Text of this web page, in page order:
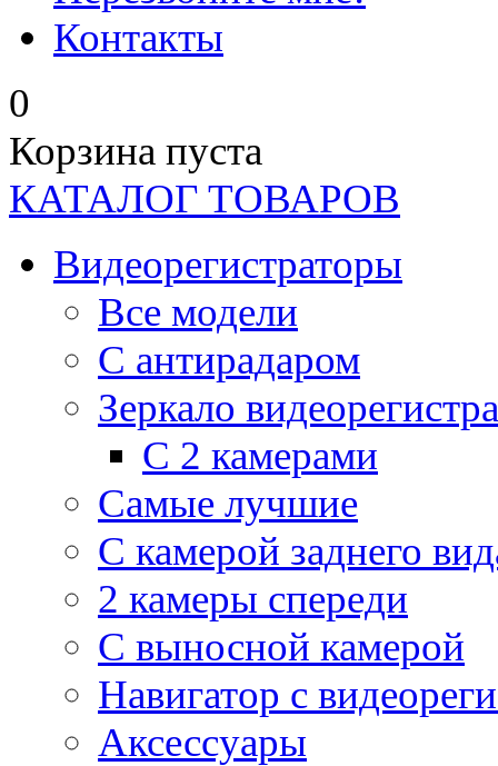
Контакты
0
Корзина пуста
КАТАЛОГ ТОВАРОВ
Видеорегистраторы
Все модели
C антирадаром
Зеркало
С 2 камерами
Самые лучшие
С камерой заднего
2 камеры спереди
С выносной камерой
Навигатор с
Аксессуары